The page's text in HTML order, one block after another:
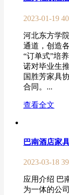
2023-01-19
河北东方学
通道，创造
“订单式”培
诺对毕业生
国胜芳家具
合同。...
查看全文
巴南酒店家
2023-03-18
应用介绍 巴
为一体的公